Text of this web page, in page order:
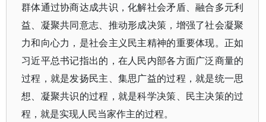
群体通过协商达成共识，化解社会矛盾、融合多元利
益、凝聚共同意志、推动形成决策，增强了社会凝聚
力和向心力，是社会主义民主精神的重要体现。正如
习近平总书记指出的，在人民内部各方面广泛商量的
过程，就是发扬民主、集思广益的过程，就是统一思
想、凝聚共识的过程，就是科学决策、民主决策的过
程，就是实现人民当家作主的过程。